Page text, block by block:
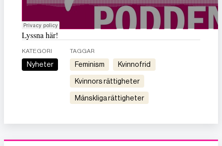
Lyssna här!
KATEGORI
Nyheter
TAGGAR
feminism kvinnofrid
kvinnors rättigheter
mänskliga rättigheter